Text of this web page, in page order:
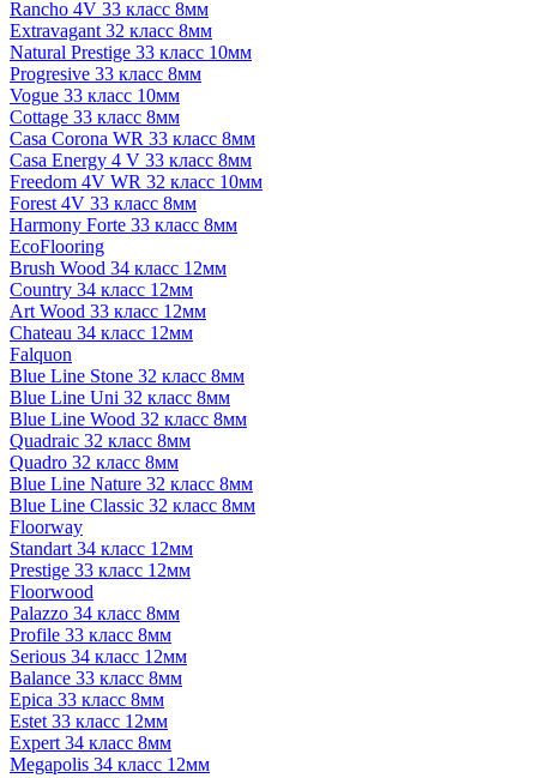
Rancho 4V 33 класс 8мм
Extravagant 32 класс 8мм
Natural Prestige 33 класс 10мм
Progresive 33 класс 8мм
Vogue 33 класс 10мм
Cottage 33 класс 8мм
Casa Corona WR 33 класс 8мм
Casa Energy 4 V 33 класс 8мм
Freedom 4V WR 32 класс 10мм
Forest 4V 33 класс 8мм
Harmony Forte 33 класс 8мм
EcoFlooring
Brush Wood 34 класс 12мм
Country 34 класс 12мм
Art Wood 33 класс 12мм
Chateau 34 класс 12мм
Falquon
Blue Line Stone 32 класс 8мм
Blue Line Uni 32 класс 8мм
Blue Line Wood 32 класс 8мм
Quadraic 32 класс 8мм
Quadro 32 класс 8мм
Blue Line Nature 32 класс 8мм
Blue Line Classic 32 класс 8мм
Floorway
Standart 34 класс 12мм
Prestige 33 класс 12мм
Floorwood
Palazzo 34 класс 8мм
Profile 33 класс 8мм
Serious 34 класс 12мм
Balance 33 класс 8мм
Epica 33 класс 8мм
Estet 33 класс 12мм
Expert 34 класс 8мм
Megapolis 34 класс 12мм